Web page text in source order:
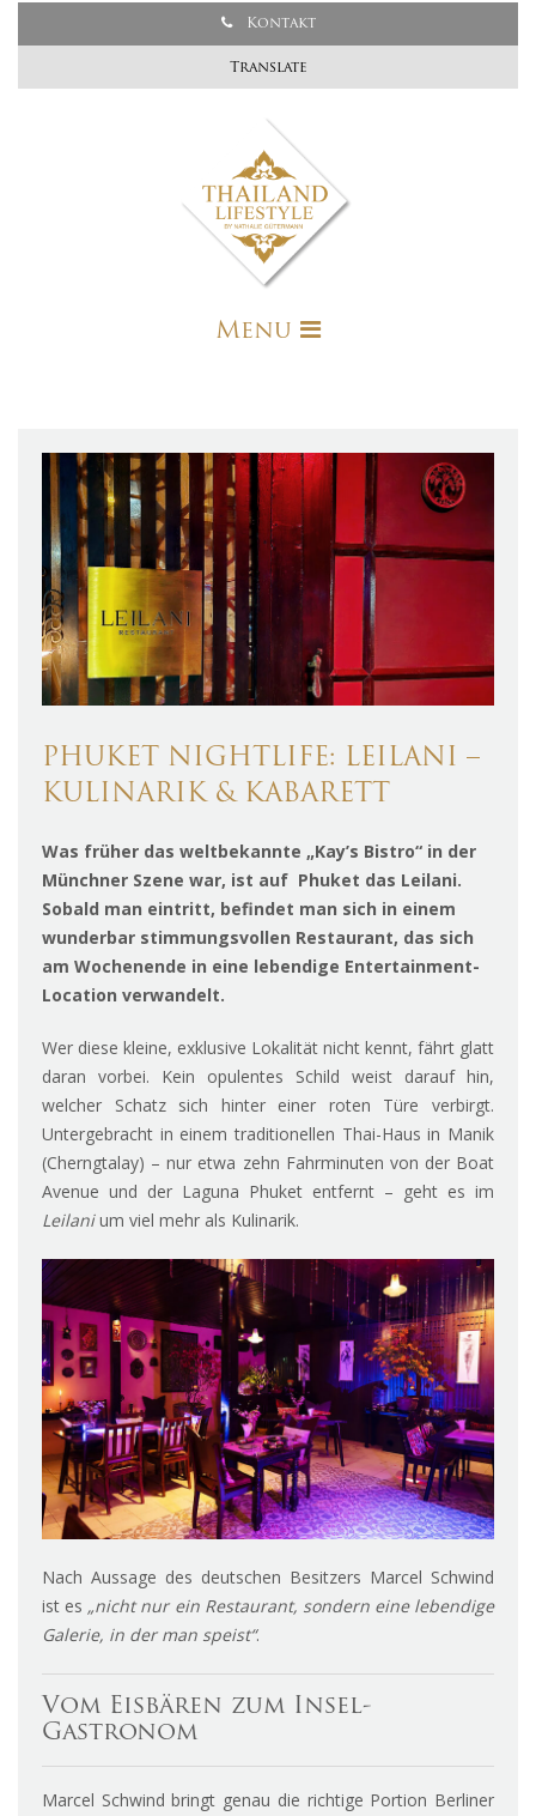
Kontakt
Translate
Menu
PHUKET NIGHTLIFE: LEILANI –
KULINARIK & KABARETT
Was früher das weltbekannte „Kay’s Bistro“ in der
Münchner Szene war, ist auf Phuket das Leilani.
Sobald man eintritt, befindet man sich in einem
wunderbar stimmungsvollen Restaurant, das sich
am Wochenende in eine lebendige Entertainment-
Location verwandelt.
Wer diese kleine, exklusive Lokalität nicht kennt, fährt glatt
daran vorbei. Kein opulentes Schild weist darauf hin,
welcher Schatz sich hinter einer roten Türe verbirgt.
Untergebracht in einem traditionellen Thai-Haus in Manik
(Cherngtalay) – nur etwa zehn Fahrminuten von der Boat
Avenue und der Laguna Phuket entfernt – geht es im
Leilanium viel mehr als Kulinarik.
Nach Aussage des deutschen Besitzers Marcel Schwind
ist es „nicht nur ein Restaurant, sondern eine lebendige
Galerie, in der man speist“.
Vom Eisbären zum Insel-
Gastronom
Marcel Schwind bringt genau die richtige Portion Berliner